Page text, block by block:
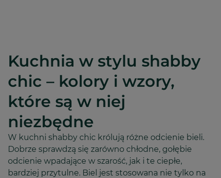
Kuchnia w stylu shabby
chic – kolory i wzory,
które są w niej
niezbędne
W kuchni shabby chic królują różne odcienie bieli.
Dobrze sprawdzą się zarówno chłodne, gołębie
odcienie wpadające w szarość, jak i te ciepłe,
bardziej przytulne. Biel jest stosowana nie tylko na